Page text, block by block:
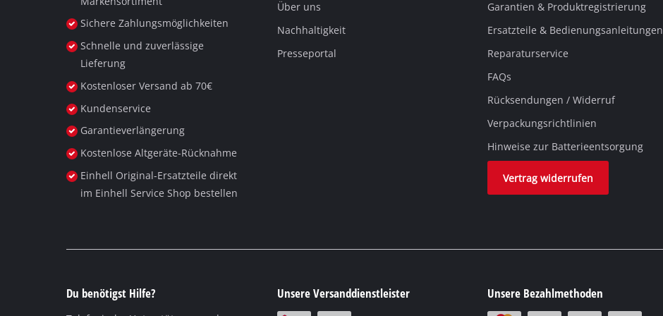
Sichere Zahlungsmöglichkeiten
Schnelle und zuverlässige
Lieferung
Kostenloser Versand ab 70€
Kundenservice
Garantieverlängerung
Kostenlose Altgeräte-Rücknahme
Einhell Original-Ersatzteile direkt
im Einhell Service Shop bestellen
Über uns
Nachhaltigkeit
Presseportal
Garantien & Produktregistrierung
Ersatzteile & Bedienungsanleitungen
Reparaturservice
FAQs
Rücksendungen / Widerruf
Verpackungsrichtlinien
Hinweise zur Batterieentsorgung
Vertrag widerrufen
Du benötigst Hilfe? Unsere Versanddienstleister Unsere Bezahlmethoden